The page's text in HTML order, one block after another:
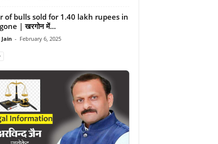
of bulls sold for 1.40 lakh rupees in
| खरगोन में...
- February 6, 2025